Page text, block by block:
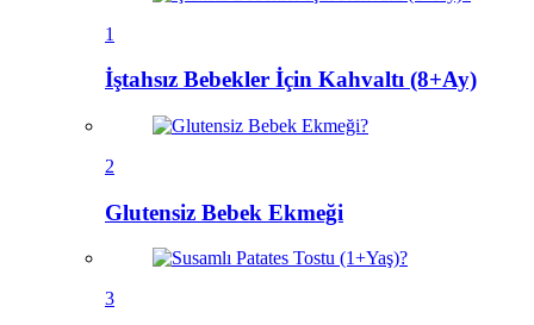
1
İştahsız Bebekler İçin Kahvaltı (8+Ay)
2
Glutensiz Bebek Ekmeği
3